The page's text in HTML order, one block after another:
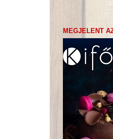
MEGJELENT